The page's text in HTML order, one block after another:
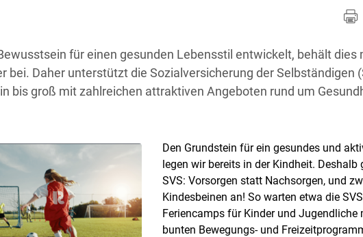
für einen gesunden Lebensstil entwickelt, behält dies
bei. Daher unterstützt die Sozialversicherung der Selbständigen
bis groß mit zahlreichen attraktiven Angeboten rund um
Den Grundstein für ein gesundes und
legen wir bereits in der Kindheit. Deshalb
SVS: Vorsorgen statt Nachsorgen, und
Kindesbeinen an! So warten etwa die
Feriencamps für Kinder und Jugendliche
bunten Bewegungs- und